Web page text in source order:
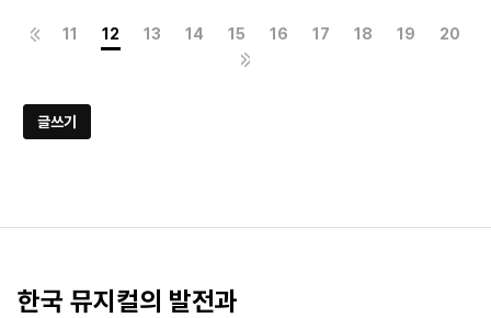
11 12 13 14 15 16 17 18 19 20
글쓰기
한국 뮤지컬의 발전과